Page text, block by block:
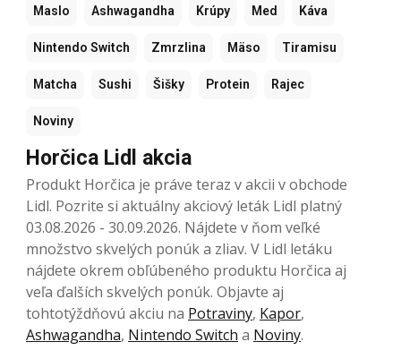
Maslo Ashwagandha Krúpy Med Káva
Nintendo Switch Zmrzlina Mäso Tiramisu
Matcha Sushi Šišky Protein Rajec
Noviny
Horčica Lidl akcia
Produkt Horčica je práve teraz v akcii v obchode
Lidl. Pozrite si aktuálny akciový leták Lidl platný
03.08.2026 - 30.09.2026. Nájdete v ňom veľké
množstvo skvelých ponúk a zliav. V Lidl letáku
nájdete okrem obľúbeného produktu Horčica aj
veľa ďalších skvelých ponúk. Objavte aj
tohtotýždňovú akciu na Potraviny, Kapor,
Ashwagandha, Nintendo Switch a Noviny.